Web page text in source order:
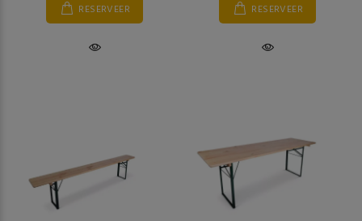
RESERVEER RESERVEER